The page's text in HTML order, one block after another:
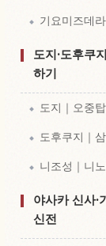
기요미즈데
도지·도후쿠
하기
도지｜오중
도후쿠지｜
니조성｜니
야사카 신사·
신전